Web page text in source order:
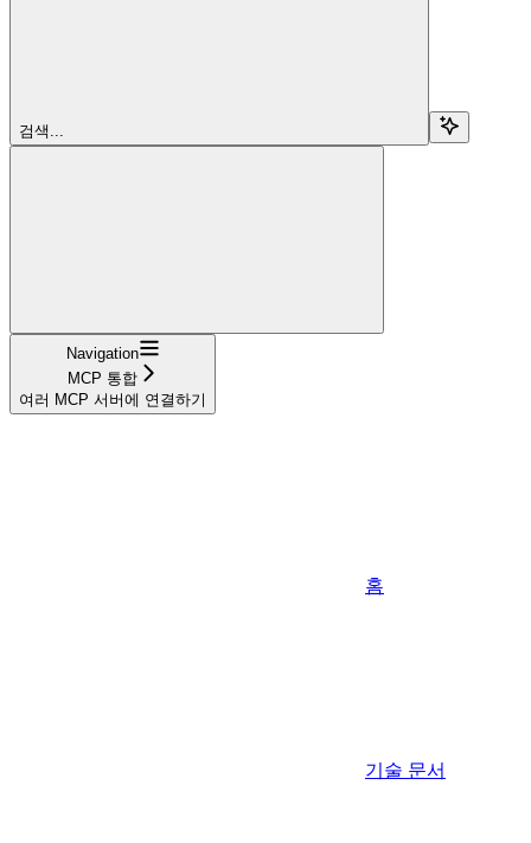
검색...
Navigation
MCP 통합
여러 MCP 서버에 연결하기
홈
기술 문서